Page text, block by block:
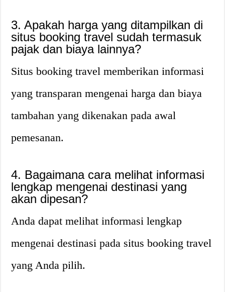
3. Apakah harga yang ditampilkan di
situs booking travel sudah termasuk
pajak dan biaya lainnya?
Situs booking travel memberikan informasi
yang transparan mengenai harga dan biaya
tambahan yang dikenakan pada awal
pemesanan.
4. Bagaimana cara melihat informasi
lengkap mengenai destinasi yang
akan dipesan?
Anda dapat melihat informasi lengkap
mengenai destinasi pada situs booking travel
yang Anda pilih.